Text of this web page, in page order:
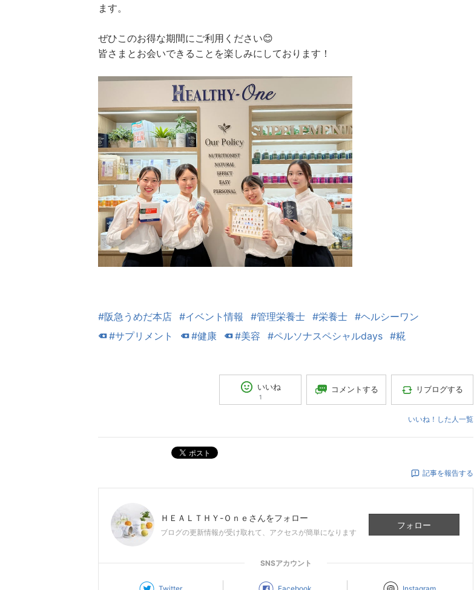
ます。
ぜひこのお得な期間にご利用ください😊
皆さまとお会いできることを楽しみにしております！
#阪急うめだ本店 #イベント情報 #管理栄養士 #栄養士 #ヘルシーワン
#サプリメント
#健康 #美容 #ペルソナスペシャルdays #糀
いいね
1
コメントする リブログする
いいね！した人一覧
ポスト
記事を報告する
ＨＥＡＬＴＨＹ-Ｏｎｅ さんをフォロー
ブログの更新情報が受け取れて、アクセスが簡単になります
フォロー
SNSアカウント